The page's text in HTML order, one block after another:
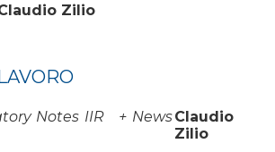
Zilio
Notes IIR + NewsClaudio
Zilio